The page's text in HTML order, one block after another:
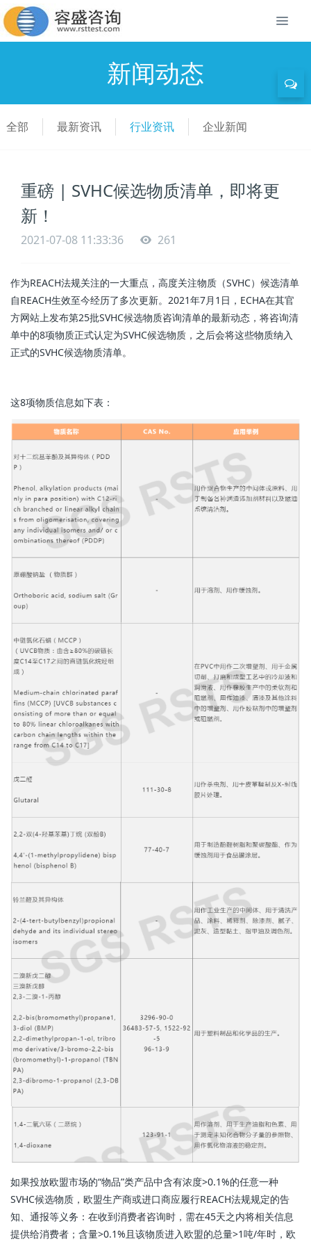
新闻动态
全部 最新资讯 行业资讯 企业新闻
重磅 | SVHC候选物质清单，即将更
新！
2021-07-08 11:33:36 261
作为REACH法规关注的一大重点，高度关注物质（SVHC）候选清单
自REACH生效至今经历了多次更新。2021年7月1日，ECHA在其官
方网站上发布第25批SVHC候选物质咨询清单的最新动态，将咨询清
单中的8项物质正式认定为SVHC候选物质，之后会将这些物质纳入
正式的SVHC候选物质清单。
这8项物质信息如下表：
如果投放欧盟市场的“物品”类产品中含有浓度>0.1%的任意一种
SVHC候选物质，欧盟生产商或进口商应履行REACH法规规定的告
知、通报等义务：在收到消费者咨询时，需在45天之内将相关信息
提供给消费者；含量>0.1%且该物质进入欧盟的总量>1吨/年时，欧